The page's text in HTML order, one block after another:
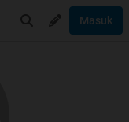
Masuk